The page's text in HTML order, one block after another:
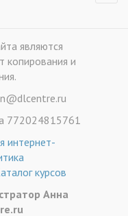
являются
копирования и
772024815761
интернет-
курсов
Анна